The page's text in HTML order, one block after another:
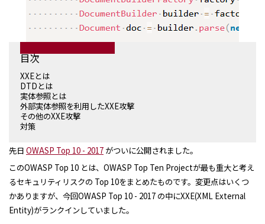
目次
XXEとは
DTDとは
実体参照とは
外部実体参照を利用したXXE攻撃
その他のXXE攻撃
対策
先日 OWASP Top 10 - 2017 がついに公開されました。
このOWASP Top 10 とは、OWASP Top Ten Projectが最も重大と考え
るセキュリティリスクの Top 10をまとめたものです。変更点はいくつ
かありますが、今回OWASP Top 10 - 2017 の中にXXE(XML External
Entity)がランクインしていました。